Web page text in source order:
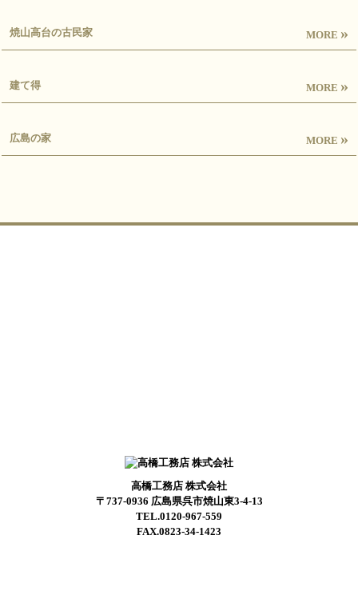
焼山高台の古民家 MORE »
建て得 MORE »
広島の家 MORE »
高橋工務店 株式会社
〒737-0936 広島県呉市焼山東3-4-13
TEL.0120-967-559
FAX.0823-34-1423